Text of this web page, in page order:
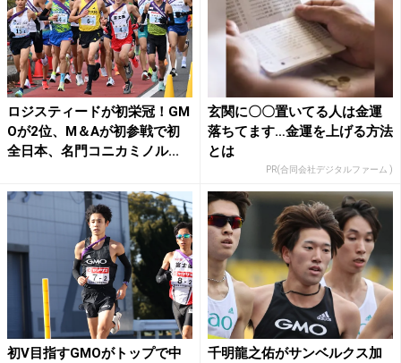
ロジスティードが初栄冠！GM
Oが2位、M＆Aが初参戦で初
全日本、名門コニカミノル...
玄関に〇〇置いてる人は金運
落ちてます…金運を上げる方法
とは
PR(合同会社デジタルファーム )
初V目指すGMOがトップで中
千明龍之佑がサンベルクス加